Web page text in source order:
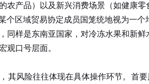
产品）以及新兴消费场景（如健康零
区域贸易协定成员国笼统地视为一个
同样是东南亚国家，对冷冻水果和新
观口号层面。
其风险往往体现在具体操作环节。首